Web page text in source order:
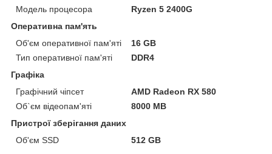
Модель процесора
Ryzen 5 2400G
Оперативна пам'ять
Об'єм оперативної пам'яті
16 GB
Тип оперативної пам'яті
DDR4
Графіка
Графічний чіпсет
AMD Radeon RX 580
Об`єм відеопам'яті
8000 MB
Пристрої зберігання даних
Об'єм SSD
512 GB